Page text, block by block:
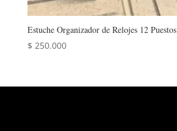
Estuche Organizador de Relojes 12 Puestos
$ 250.000